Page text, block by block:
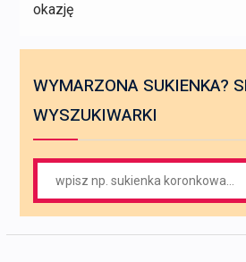
okazję
WYMARZONA SUKIENKA?
WYSZUKIWARKI
for: